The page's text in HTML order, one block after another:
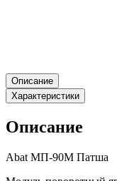
Описание
Характеристики
Описание
Abat МП-90M Патша